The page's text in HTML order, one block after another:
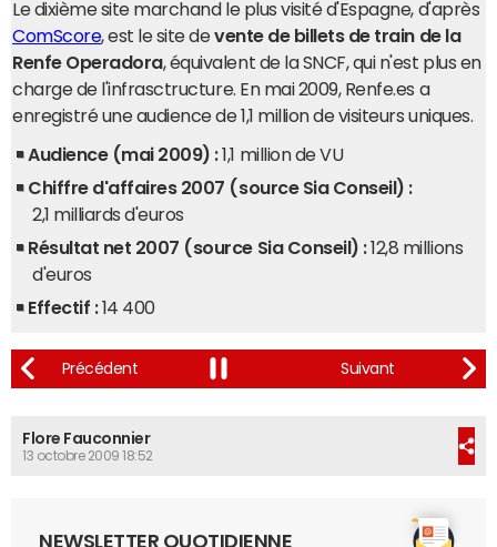
Le dixième site marchand le plus visité d'Espagne, d'après
ComScore, est le site devente de billets de train de la
Renfe Operadora, équivalent de la SNCF, qui n'est plus en
charge de l'infrasctructure. En mai 2009, Renfe.es a
enregistré une audience de 1,1 million de visiteurs uniques.
Audience (mai 2009) :1,1 million de VU
Chiffre d'affaires 2007 (source Sia Conseil) :
2,1 milliards d'euros
Résultat net 2007 (source Sia Conseil) :12,8 millions
d'euros
Effectif :14 400
Flore Fauconnier
13 octobre 2009 18:52
NEWSLETTER QUOTIDIENNE